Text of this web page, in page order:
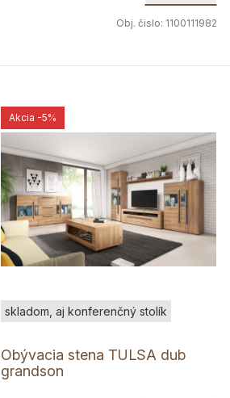
Obj. čislo: 1100111982
Obývacia stena TULSA dub
grandson
Akcia -5%
skladom, aj konferenčný stolík